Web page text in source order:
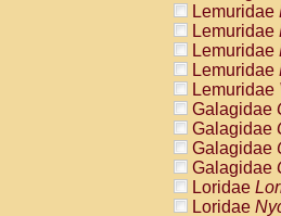
Lemuridae
Lemuridae
Lemuridae
Lemuridae
Lemuridae
Galagidae
Galagidae
Galagidae
Galagidae
Loridae
Loridae